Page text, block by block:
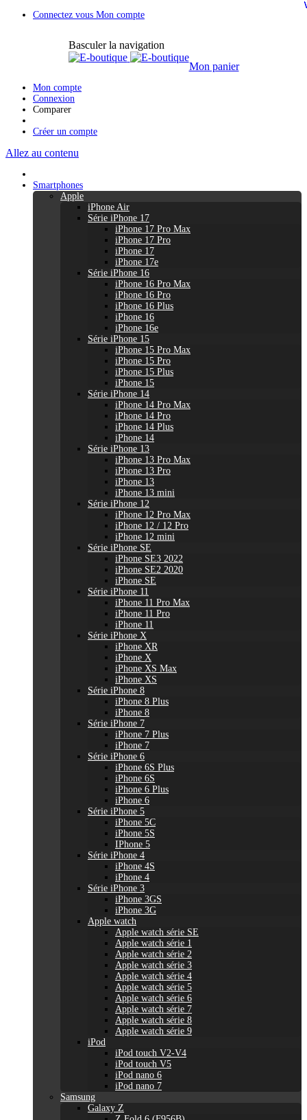
Connectez vous Mon compte
Basculer la navigation
Mon panier
Mon compte
Connexion
Comparer
Créer un compte
Allez au contenu
Smartphones
Apple
iPhone Air
Série iPhone 17
iPhone 17 Pro Max
iPhone 17 Pro
iPhone 17
iPhone 17e
Série iPhone 16
iPhone 16 Pro Max
iPhone 16 Pro
iPhone 16 Plus
iPhone 16
iPhone 16e
Série iPhone 15
iPhone 15 Pro Max
iPhone 15 Pro
iPhone 15 Plus
iPhone 15
Série iPhone 14
iPhone 14 Pro Max
iPhone 14 Pro
iPhone 14 Plus
iPhone 14
Série iPhone 13
iPhone 13 Pro Max
iPhone 13 Pro
iPhone 13
iPhone 13 mini
Série iPhone 12
iPhone 12 Pro Max
iPhone 12 / 12 Pro
iPhone 12 mini
Série iPhone SE
iPhone SE3 2022
iPhone SE2 2020
iPhone SE
Série iPhone 11
iPhone 11 Pro Max
iPhone 11 Pro
iPhone 11
Série iPhone X
iPhone XR
iPhone X
iPhone XS Max
iPhone XS
Série iPhone 8
iPhone 8 Plus
iPhone 8
Série iPhone 7
iPhone 7 Plus
iPhone 7
Série iPhone 6
iPhone 6S Plus
iPhone 6S
iPhone 6 Plus
iPhone 6
Série iPhone 5
iPhone 5C
iPhone 5S
IPhone 5
Série iPhone 4
iPhone 4S
iPhone 4
Série iPhone 3
iPhone 3GS
iPhone 3G
Apple watch
Apple watch série SE
Apple watch série 1
Apple watch série 2
Apple watch série 3
Apple watch série 4
Apple watch série 5
Apple watch série 6
Apple watch série 7
Apple watch série 8
Apple watch série 9
iPod
iPod touch V2-V4
iPod touch V5
iPod nano 6
iPod nano 7
Samsung
Galaxy Z